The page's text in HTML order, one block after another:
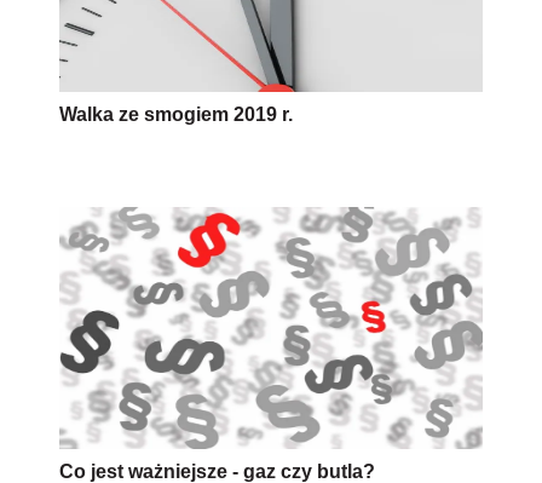
Walka ze smogiem 2019 r.
Co jest ważniejsze - gaz czy butla?